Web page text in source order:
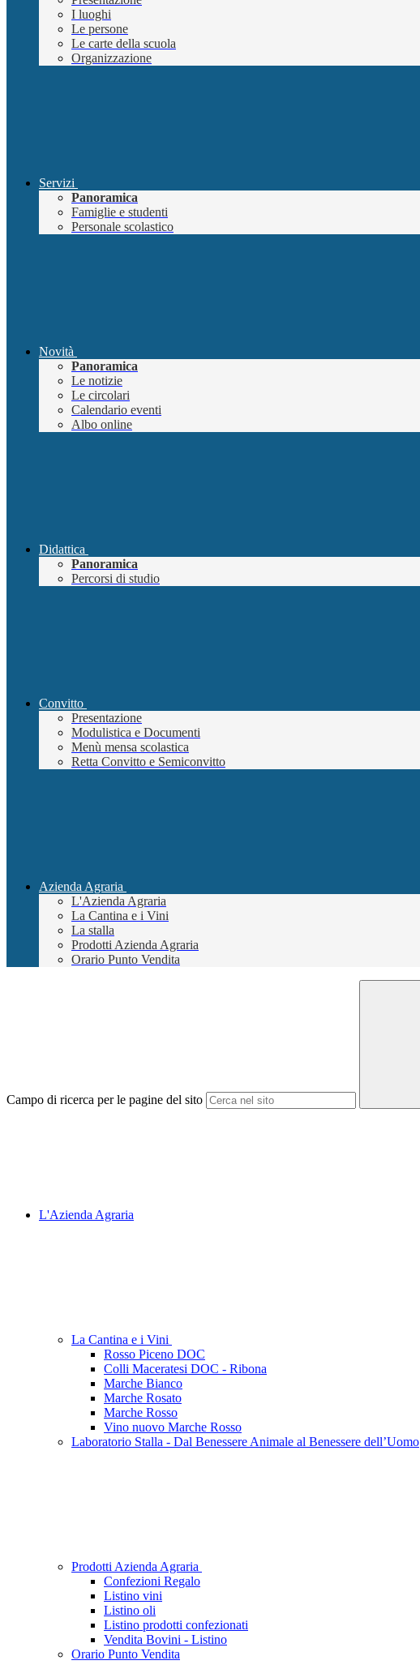
I luoghi
Le persone
Le carte della scuola
Organizzazione
Servizi
Panoramica
Famiglie e studenti
Personale scolastico
Novità
Panoramica
Le notizie
Le circolari
Calendario eventi
Albo online
Didattica
Panoramica
Percorsi di studio
Convitto
Presentazione
Modulistica e Documenti
Menù mensa scolastica
Retta Convitto e Semiconvitto
Azienda Agraria
L'Azienda Agraria
La Cantina e i Vini
La stalla
Prodotti Azienda Agraria
Orario Punto Vendita
Campo di ricerca per le pagine del sito
L'Azienda Agraria
La Cantina e i Vini
Rosso Piceno DOC
Colli Maceratesi DOC - Ribona
Marche Bianco
Marche Rosato
Marche Rosso
Vino nuovo Marche Rosso
Laboratorio Stalla - Dal Benessere Animale al Benessere dell’Uomo
Prodotti Azienda Agraria
Confezioni Regalo
Listino vini
Listino oli
Listino prodotti confezionati
Vendita Bovini - Listino
Orario Punto Vendita